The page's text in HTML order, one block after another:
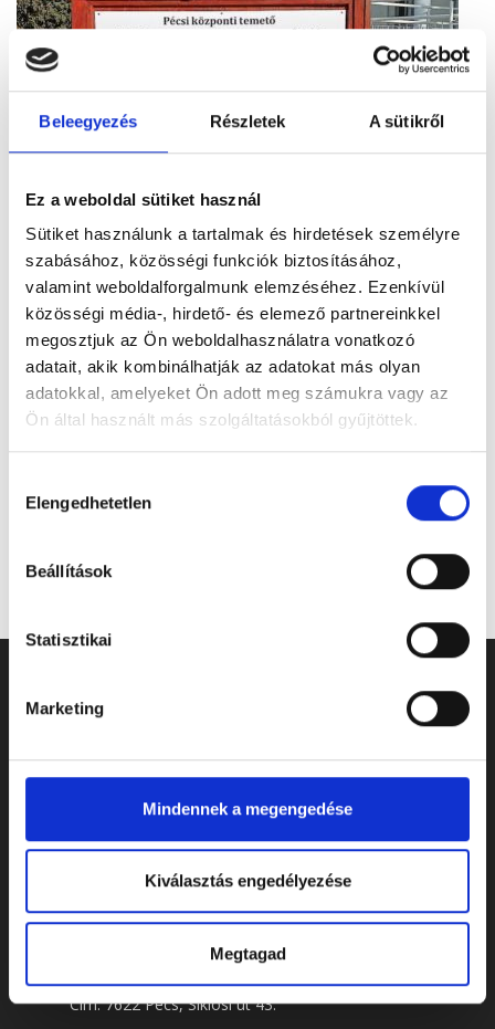
Beleegyezés Részletek A sütikről
Ez a weboldal sütiket használ
Sütiket használunk a tartalmak és hirdetések személyre
szabásához, közösségi funkciók biztosításához,
valamint weboldalforgalmunk elemzéséhez. Ezenkívül
közösségi média-, hirdető- és elemező partnereinkkel
megosztjuk az Ön weboldalhasználatra vonatkozó
adatait, akik kombinálhatják az adatokat más olyan
adatokkal, amelyeket Ön adott meg számukra vagy az
Ön által használt más szolgáltatásokból gyűjtöttek.
kiválasztása
Elengedhetetlen
Beállítások
Statisztikai
Marketing
Mindennek a megengedése
Kiválasztás engedélyezése
Megtagad
Figyelem! Módosul a Pécsi Köztemető
ügyfélszolgálatának nyitvatartása
A tartós hőhullám miatt bevezetett
takarékossági intézkedések részeként módosul
a Pécsi Köztemető ügyfélszolgálatának
nyitvatartása: 2026. augusztus 3–8. között,
hétfőtől szombatig 12 óráig várják az ügyfeleket.
ELÉRHETŐSÉGEK
Cím: 7622 Pécs, Siklósi út 43.